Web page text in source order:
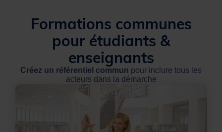
Formations communes
pour étudiants &
enseignants
Créez un référentiel commun pour inclure tous les
acteurs dans la démarche